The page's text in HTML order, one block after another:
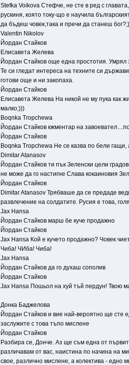
Stefka Voikova Стефче, не сте в ред с
рускиня, която току-що е научила
да бъдеш човек,така и пречи да станеш
Valentin Nikolov
Йордан Стайков
Елисавета Желева
Йордан Стайков още една простотия. Умрял
Те си гледат интереса на техните си
готови още и ни закопаха.
Йордан Стайков
Елисавета Желева На никой не му пука как
малко;)))
Boqnka Tropchewa
Йордан Стайков кжментар на
Йордан Стайков
Boqnka Tropchewa Не се казва по бели
Dimitar Atanasov
Йордан Стайков ти пък Зеленски цели
не може да го настигне Слава кокаиновия
Йордан Стайков
Dimitar Atanasov Трябваше да се предаде
развлечение на солдатите. Русия е това,
Jax Hansa
Йордан Стайков марш бе куче продажно
Йордан Стайков
Jax Hansa Кой е кучето продажно? Човек
Чиба! ЧИба! Чиба!
Jax Hansa
Йордан Стайков да го духаш сополив
Йордан Стайков
Jax Hansa Пошьол на хуй тъй пердун! Твою
Донка Баджелова
Йордан Стайков и вие най-вероятно ще сте
заслужите с това тъпо мислене
Йордан Стайков
Разбира се, Донче. Аз ще съм една от
различавам от вас, наистина по начина на
свое, различно мислене, а колектива -